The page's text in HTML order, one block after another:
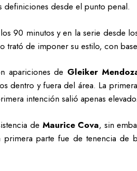
definiciones desde el punto penal.
90 minutos y en la serie desde
trató de imponer su estilo, con
apariciones de Gleiker
dentro y fuera del área. La
intención salió apenas elevado.
de Maurice Cova, sin
parte fue de tenencia